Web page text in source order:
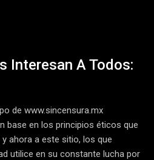
Interesan A Todos:
de www.sincensura.mx
base en los principios éticos que
ahora a este sitio, los que
utilice en su constante lucha por